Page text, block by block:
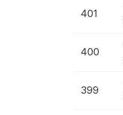
401
400
399